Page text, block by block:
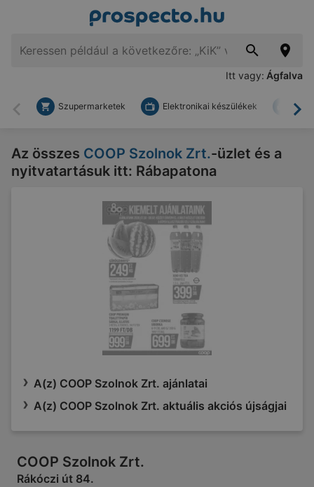
Itt vagy: Ágfalva
Vissza
Szupermarketek Elektronikai készülékek
Az összes COOP Szolnok Zrt.-üzlet és a
nyitvatartásuk itt: Rábapatona
A(z) COOP Szolnok Zrt. ajánlatai
A(z) COOP Szolnok Zrt. aktuális akciós újságjai
COOP Szolnok Zrt.
Rákóczi út 84.